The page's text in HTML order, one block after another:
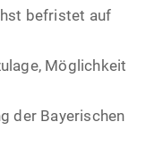
befristet auf
Möglichkeit
der Bayerischen